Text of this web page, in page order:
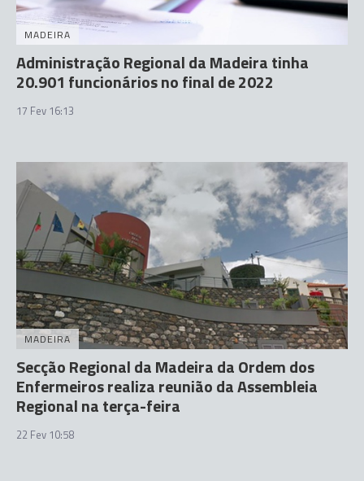
MADEIRA
Administração Regional da Madeira tinha
20.901 funcionários no final de 2022
17 Fev 16:13
MADEIRA
Secção Regional da Madeira da Ordem dos
Enfermeiros realiza reunião da Assembleia
Regional na terça-feira
22 Fev 10:58